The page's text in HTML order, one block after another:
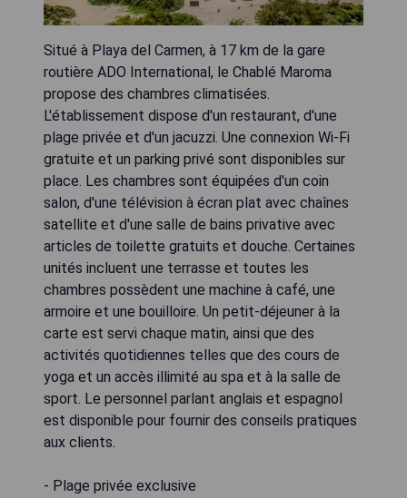
Situé à Playa del Carmen, à 17 km de la gare
routière ADO International, le Chablé Maroma
propose des chambres climatisées.
L'établissement dispose d'un restaurant, d'une
plage privée et d'un jacuzzi. Une connexion Wi-Fi
gratuite et un parking privé sont disponibles sur
place. Les chambres sont équipées d'un coin
salon, d'une télévision à écran plat avec chaînes
satellite et d'une salle de bains privative avec
articles de toilette gratuits et douche. Certaines
unités incluent une terrasse et toutes les
chambres possèdent une machine à café, une
armoire et une bouilloire. Un petit-déjeuner à la
carte est servi chaque matin, ainsi que des
activités quotidiennes telles que des cours de
yoga et un accès illimité au spa et à la salle de
sport. Le personnel parlant anglais et espagnol
est disponible pour fournir des conseils pratiques
aux clients.
- Plage privée exclusive